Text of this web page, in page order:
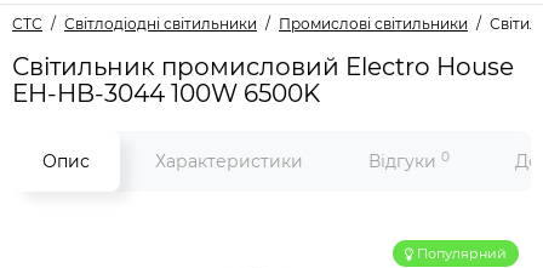
СТС Світлодіодні світильники Промислові світильники
Світильник промисловий Electro House
EH-HB-3044 100W 6500K
Опис Характеристики Відгуки 0
Популярний